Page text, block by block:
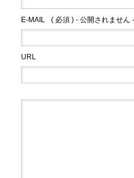
E-MAIL ( 必須 ) - 公開されません -
URL